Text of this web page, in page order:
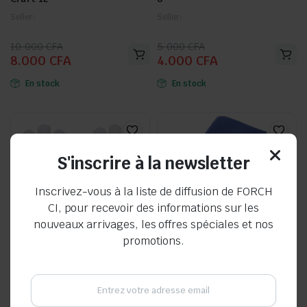
10.000CFA
Le
prix
initial
8.000 CFA
Le
prix
actuel
En stock
5.000CFA
Le
prix
initial
4.000 CFA
Le
prix
actuel
En stock
GANT DOCKER PRO CUIR T10 Chiffon pour vitres « Verre »
Seller:
S'inscrire à la newsletter
Inscrivez-vous à la liste de diffusion de FORCH
CI, pour recevoir des informations sur les
nouveaux arrivages, les offres spéciales et nos
promotions.